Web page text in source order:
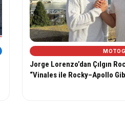
Jorge Lorenzo’dan Çılgın
“Vinales ile Rocky–Apollo